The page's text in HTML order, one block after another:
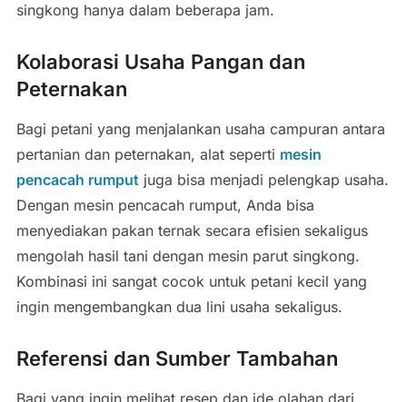
singkong hanya dalam beberapa jam.
Kolaborasi Usaha Pangan dan
Peternakan
Bagi petani yang menjalankan usaha campuran antara
pertanian dan peternakan, alat seperti mesin
pencacah rumputjuga bisa menjadi pelengkap usaha.
Dengan mesin pencacah rumput, Anda bisa
menyediakan pakan ternak secara efisien sekaligus
mengolah hasil tani dengan mesin parut singkong.
Kombinasi ini sangat cocok untuk petani kecil yang
ingin mengembangkan dua lini usaha sekaligus.
Referensi dan Sumber Tambahan